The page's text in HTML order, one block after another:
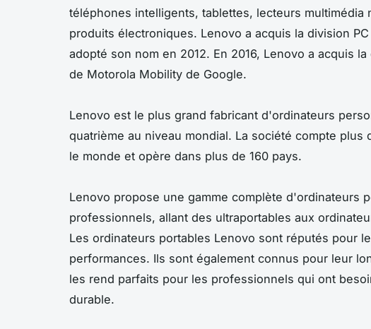
téléphones intelligents, tablettes, lecteurs multimédia
produits électroniques. Lenovo a acquis la division
adopté son nom en 2012. En 2016, Lenovo a acquis
de Motorola Mobility de Google.
Lenovo est le plus grand fabricant d'ordinateurs
quatrième au niveau mondial. La société compte plus
le monde et opère dans plus de 160 pays.
Lenovo propose une gamme complète d'ordinateurs
professionnels, allant des ultraportables aux
Les ordinateurs portables Lenovo sont réputés pour
performances. Ils sont également connus pour leur
les rend parfaits pour les professionnels qui ont
durable.